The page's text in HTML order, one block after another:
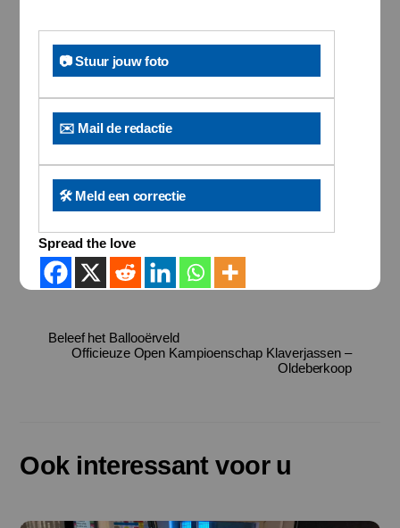
📷 Stuur jouw foto
✉️ Mail de redactie
🛠️ Meld een correctie
Spread the love
Beleef het Ballooërveld
Officieuze Open Kampioenschap Klaverjassen –
Oldeberkoop
Ook interessant voor u